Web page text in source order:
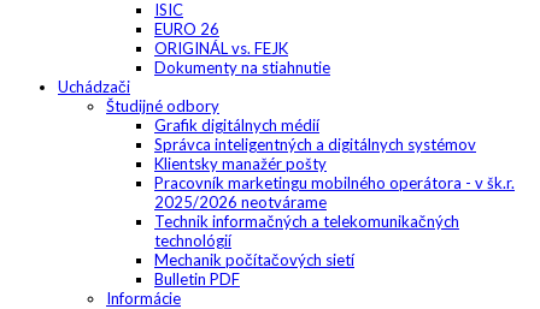
ISIC
EURO 26
ORIGINÁL vs. FEJK
Dokumenty na stiahnutie
Uchádzači
Študijné odbory
Grafik digitálnych médií
Správca inteligentných a digitálnych systémov
Klientsky manažér pošty
Pracovník marketingu mobilného operátora - v šk.r.
2025/2026 neotvárame
Technik informačných a telekomunikačných
technológií
Mechanik počítačových sietí
Bulletin PDF
Informácie